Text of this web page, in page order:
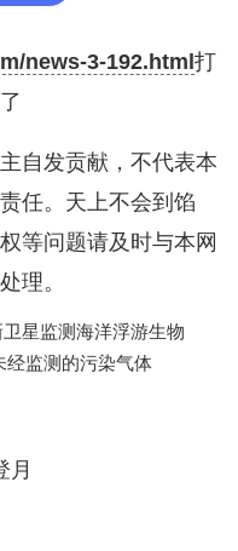
委员会（COPE）与
会（STM）召开的
并在声明中提出需要
关问题的教育和认
改进出版后的更正；
人身份的工具；确保
沟通。每一个方面的
威立和施普林格·自
，这份共识声明只是
news-3-192.html 打
自发贡献，不代表本
任。天上不会到馅
等问题请及时与本网
理。
星监测海洋浮游生物
经监测的污染气体
月